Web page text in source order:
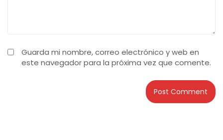
Guarda mi nombre, correo electrónico y web en
este navegador para la próxima vez que comente.